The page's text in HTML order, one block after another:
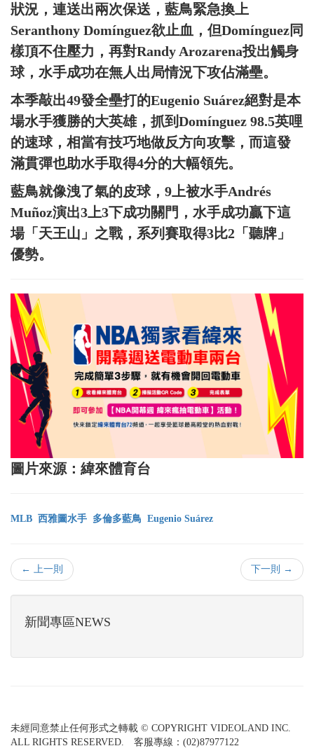
狀況，連送出兩次保送，藍鳥緊急換上
Seranthony Domínguez欲止血，但Domínguez同
樣頂不住壓力，再對Randy Arozarena投出觸身
球，水手成功在無人出局情況下攻佔滿壘。
本季敲出49發全壘打的Eugenio Suárez絕對是本
場水手獲勝的大英雄，抓到Domínguez 98.5英哩
的速球，相當有技巧地做反方向攻擊，而這發
滿貫彈也助水手取得4分的大幅領先。
藍鳥就像洩了氣的皮球，9上被水手Andrés
Muñoz演出3上3下成功關門，水手成功贏下這
場「天王山」之戰，系列賽取得3比2「聽牌」
優勢。
圖片來源：緯來體育台
MLB 西雅圖水手 多倫多藍鳥 Eugenio Suárez
← 上一則 下一則 →
新聞專區NEWS
未經同意禁止任何形式之轉載 © COPYRIGHT VIDEOLAND INC.
ALL RIGHTS RESERVED. 客服專線：(02)87977122